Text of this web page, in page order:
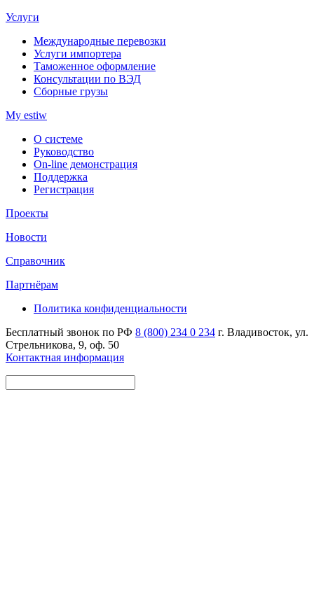
Услуги
Международные перевозки
Услуги импортера
Таможенное оформление
Консультации по ВЭД
Сборные грузы
My estiw
О системе
Руководство
On-line демонстрация
Поддержка
Регистрация
Проекты
Новости
Справочник
Партнёрам
Политика конфиденциальности
Бесплатный звонок по РФ 8 (800) 234 0 234 г. Владивосток, ул.
Стрельникова, 9, оф. 50
Контактная информация